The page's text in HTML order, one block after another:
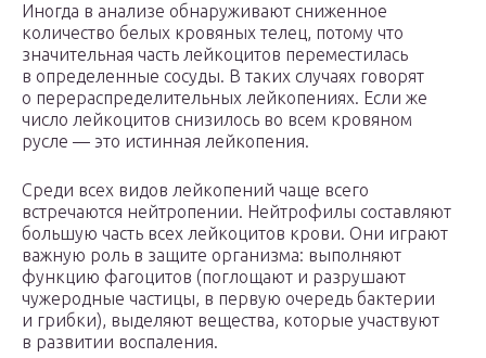
Иногда в анализе обнаруживают сниженное
количество белых кровяных телец, потому что
значительная часть лейкоцитов переместилась
в определенные сосуды. В таких случаях говорят
о перераспределительных лейкопениях. Если же
число лейкоцитов снизилось во всем кровяном
русле — это истинная лейкопения.
Среди всех видов лейкопений чаще всего
встречаются нейтропении. Нейтрофилы составляют
большую часть всех лейкоцитов крови. Они играют
важную роль в защите организма: выполняют
функцию фагоцитов (поглощают и разрушают
чужеродные частицы, в первую очередь бактерии
и грибки), выделяют вещества, которые участвуют
в развитии воспаления.